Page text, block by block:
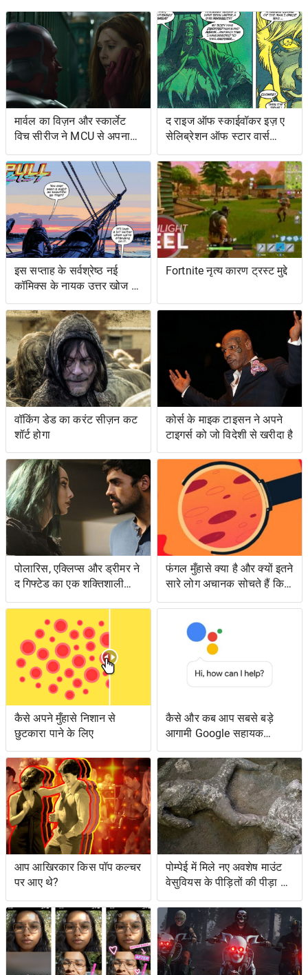
मार्वल का विज़न और स्कार्लेट
विच सीरीज ने MCU से अपना
शोअरनर चुना
द राइज ऑफ स्काईवॉकर इज़ ए
सेलिब्रेशन ऑफ स्टार वार्स
ओल्ड एक्सटेंडेड यूनिवर्स- एंड
इट्स ग्रेटेस्ट रेस्ट्यूडिएशन
इस सप्ताह के सर्वश्रेष्ठ नई
कॉमिक्स के नायक उत्तर खोज रहे
हैं ... और प्रतिशोध समुद्र पर
Fortnite नृत्य कारण ट्रस्ट मुद्दे
वॉकिंग डेड का करंट सीज़न कट
शॉर्ट होगा
कोर्स के माइक टाइसन ने अपने
टाइगर्स को जो विदेशी से खरीदा है
पोलारिस, एक्लिप्स और ड्रीमर ने
द गिफ्टेड का एक शक्तिशाली
एपिसोड लंगर डाला
फंगल मुँहासे क्या है और क्यों इतने
सारे लोग अचानक सोचते हैं कि
उनके पास क्या है?
कैसे अपने मुँहासे निशान से
छुटकारा पाने के लिए
कैसे और कब आप सबसे बड़े
आगामी Google सहायक
सुविधाओं तक पहुँच सकते हैं
आप आखिरकार किस पॉप कल्चर
पर आए थे?
पोम्पेई में मिले नए अवशेष माउंट
वेसुवियस के पीड़ितों की पीड़ा को
दर्शाते हैं